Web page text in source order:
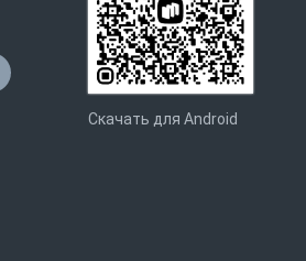
Скачать для Android